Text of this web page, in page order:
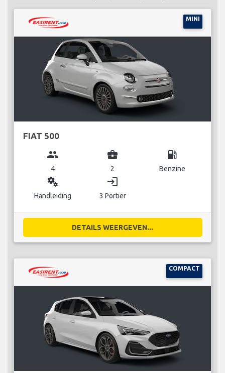
MINI
FIAT 500
group
4
business_center
2
local_gas_station
Benzine
miscellaneous_services
Handleiding
login
3 Portier
DETAILS WEERGEVEN...
COMPACT